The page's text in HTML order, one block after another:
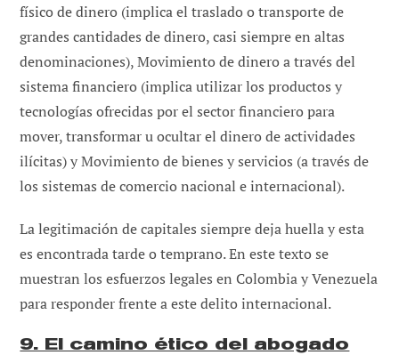
físico de dinero (implica el traslado o transporte de
grandes cantidades de dinero, casi siempre en altas
denominaciones), Movimiento de dinero a través del
sistema financiero (implica utilizar los productos y
tecnologías ofrecidas por el sector financiero para
mover, transformar u ocultar el dinero de actividades
ilícitas) y Movimiento de bienes y servicios (a través de
los sistemas de comercio nacional e internacional).
La legitimación de capitales siempre deja huella y esta
es encontrada tarde o temprano. En este texto se
muestran los esfuerzos legales en Colombia y Venezuela
para responder frente a este delito internacional.
9. El camino ético del abogado